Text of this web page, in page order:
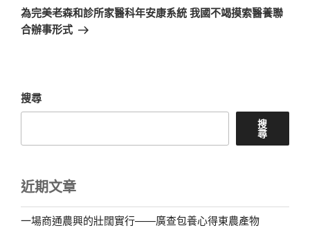
一
篇
為完美老森和診所家醫科年安康系統 我國不竭摸索醫養聯
合辦事形式
搜尋
搜
尋
近期文章
一場商通農興的壯闊實行——廣查包養心得東農產物